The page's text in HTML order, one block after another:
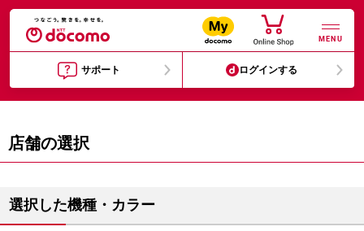
MENU
サポート ログインする
店舗の選択
選択した機種・カラー